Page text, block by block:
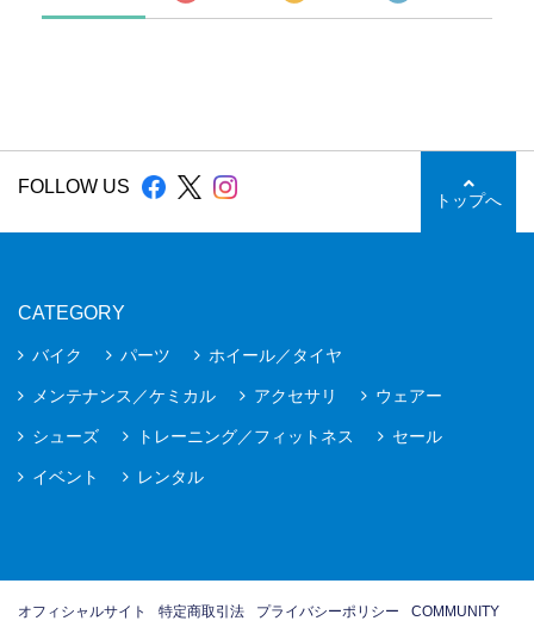
FOLLOW US
トップへ
CATEGORY
バイク パーツ ホイール／タイヤ
メンテナンス／ケミカル アクセサリ ウェアー
シューズ トレーニング／フィットネス セール
イベント レンタル
オフィシャルサイト 特定商取引法 プライバシーポリシー COMMUNITY